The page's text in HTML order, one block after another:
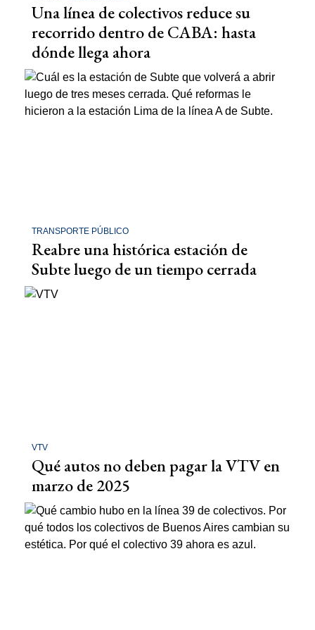
Una línea de colectivos reduce su
recorrido dentro de CABA: hasta
dónde llega ahora
TRANSPORTE PÚBLICO
Reabre una histórica estación de
Subte luego de un tiempo cerrada
VTV
Qué autos no deben pagar la VTV en
marzo de 2025